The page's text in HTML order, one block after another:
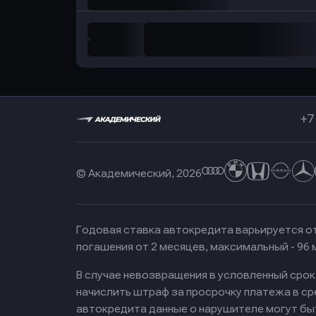
© Академический, 2026
Годовая ставка автокредита варьируется
погашения от 2 месяцев, максимальный -
В случае невозвращения в условленный
начислить штраф за просрочку платежа в
автокредита данные о нарушителе могут